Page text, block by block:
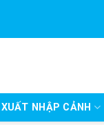
XUẤT NHẬP CẢNH